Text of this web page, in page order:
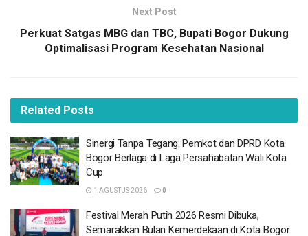
kesejahteraan rakyat melalui penyediaan perumahan.
BACA JUGA
Cup
1 AGUSTUS 2026
Festival Merah Putih 2026 Resmi Dibuka,
Semarakkan Bulan Kemerdekaan di Kota
Bogor
Buka Gerai Baru di Bogor
Next Post
Perkuat Satgas MBG dan TBC, Bupati Bogor Dukung
Optimalisasi Program Kesehatan Nasional
Related Posts
Sinergi Tanpa Tegang: Pemkot dan DPRD Kota
Bogor Berlaga di Laga Persahabatan Wali Kota
Cup
1 AGUSTUS 2026 0
Festival Merah Putih 2026 Resmi Dibuka,
Semarakkan Bulan Kemerdekaan di Kota Bogor